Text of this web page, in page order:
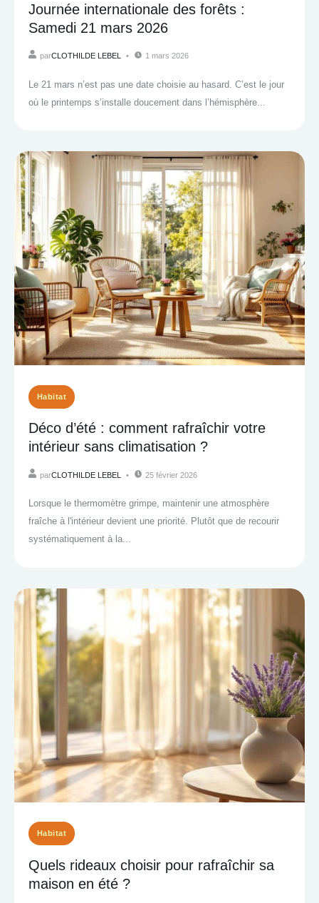
Journée internationale des forêts :
Samedi 21 mars 2026
parCLOTHILDE LEBEL 1 mars 2026
Le 21 mars n’est pas une date choisie au hasard. C’est le jour
où le printemps s’installe doucement dans l’hémisphère...
Habitat
Déco d’été : comment rafraîchir votre
intérieur sans climatisation ?
parCLOTHILDE LEBEL 25 février 2026
Lorsque le thermomètre grimpe, maintenir une atmosphère
fraîche à l'intérieur devient une priorité. Plutôt que de recourir
systématiquement à la...
Habitat
Quels rideaux choisir pour rafraîchir sa
maison en été ?